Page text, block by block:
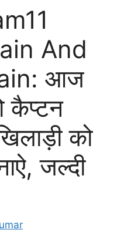
And
आज
कैप्टन
को
जल्दी